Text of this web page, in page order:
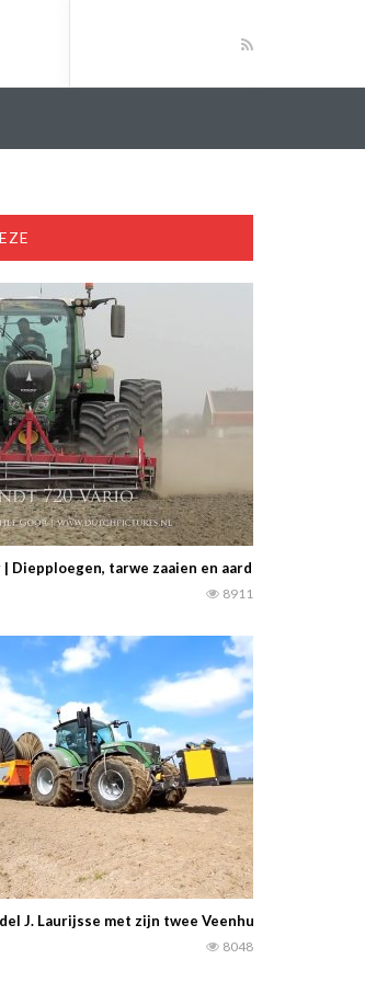
Diepploegen, tarwe zaaien en aardappelen poten
8911
J. Laurijsse met zijn twee Veenhuis Rotomax
8048